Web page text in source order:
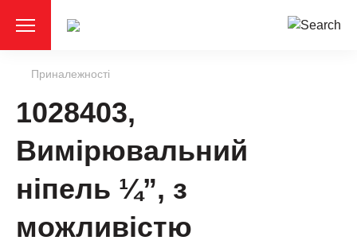
Приналежності
1028403,
Вимірювальний
ніпель ¼”, з
можливістю